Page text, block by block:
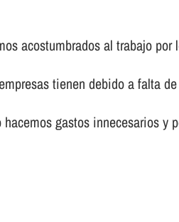
acostumbrados al trabajo
tienen debido a falta
gastos innecesarios y